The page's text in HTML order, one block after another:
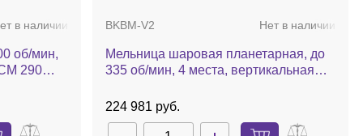
в наличии
об/мин,
290
BKBM-V2 Нет в наличии
Мельница шаровая планетарная, до
335 об/мин, 4 места, вертикальная
224 981 руб.